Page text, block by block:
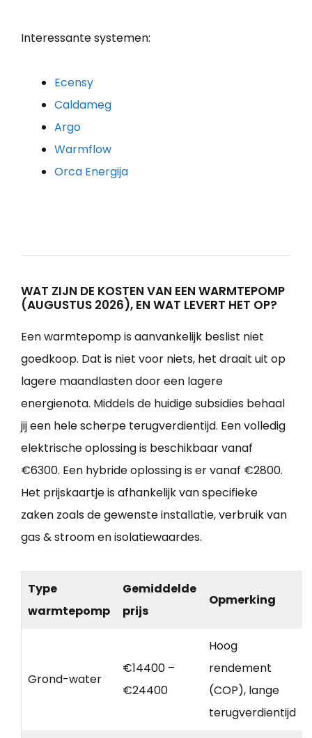
Interessante systemen:
Ecensy
Caldameg
Argo
Warmflow
Orca Energija
WAT ZIJN DE KOSTEN VAN EEN WARMTEPOMP
(AUGUSTUS 2026), EN WAT LEVERT HET OP?
Een warmtepomp is aanvankelijk beslist niet
goedkoop. Dat is niet voor niets, het draait uit op
lagere maandlasten door een lagere
energienota. Middels de huidige subsidies behaal
jij een hele scherpe terugverdientijd. Een volledig
elektrische oplossing is beschikbaar vanaf
€6300. Een hybride oplossing is er vanaf €2800.
Het prijskaartje is afhankelijk van specifieke
zaken zoals de gewenste installatie, verbruik van
gas & stroom en isolatiewaardes.
Type
warmtepomp
Gemiddelde
prijs
Opmerking
Grond-water
€14400 –
€24400
Hoog
rendement
(COP), lange
terugverdientijd